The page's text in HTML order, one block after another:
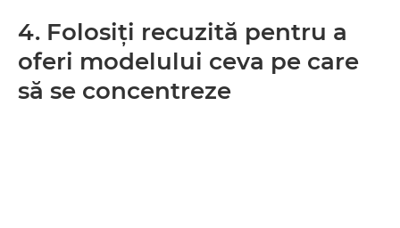
4. Folosiţi recuzită pentru a
oferi modelului ceva pe care
să se concentreze